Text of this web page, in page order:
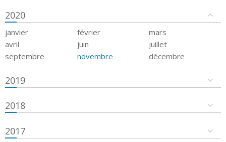
2020
janvier février
mars
avril
juin
juillet
septembre
novembre décembre
2019
2018
2017